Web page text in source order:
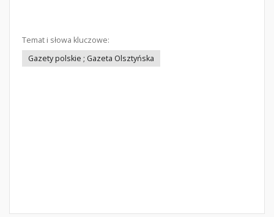
Temat i słowa kluczowe:
Gazety polskie ; Gazeta Olsztyńska